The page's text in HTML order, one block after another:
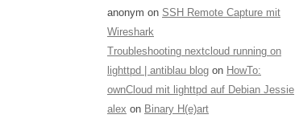
anonym on SSH Remote Capture mit
Wireshark
Troubleshooting nextcloud running on
lighttpd | antiblau blog on HowTo:
ownCloud mit lighttpd auf Debian Jessie
alex on Binary H(e)art